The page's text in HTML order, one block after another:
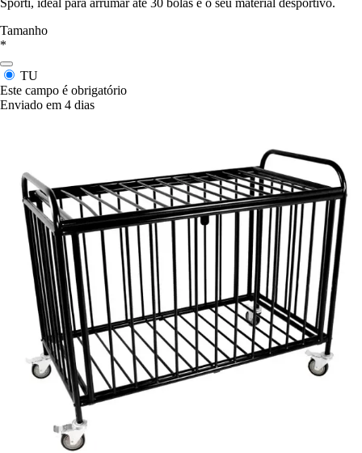
Sporti, ideal para arrumar até 30 bolas e o seu material desportivo.
Tamanho
*
TU
Este campo é obrigatório
Enviado em 4 dias